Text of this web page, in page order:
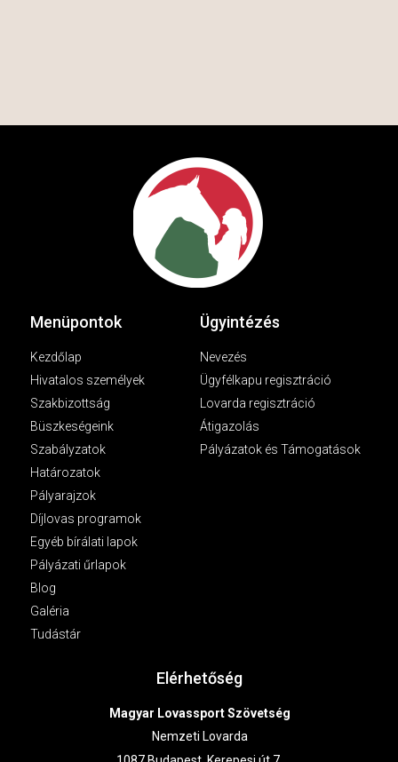
Menüpontok
Kezdőlap
Hivatalos személyek
Szakbizottság
Büszkeségeink
Szabályzatok
Határozatok
Pályarajzok
Díjlovas programok
Egyéb bírálati lapok
Pályázati űrlapok
Blog
Galéria
Tudástár
Ügyintézés
Nevezés
Ügyfélkapu regisztráció
Lovarda regisztráció
Átigazolás
Pályázatok és Támogatások
Elérhetőség
Magyar Lovassport Szövetség
Nemzeti Lovarda